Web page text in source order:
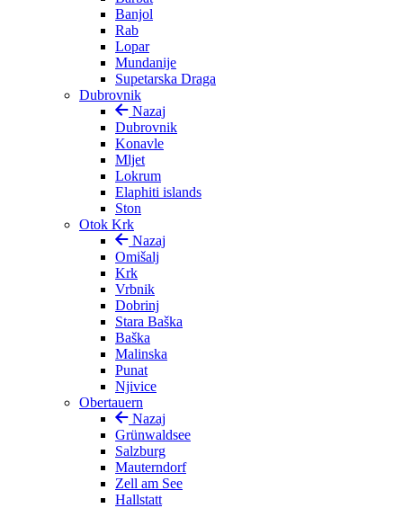
Banjol
Rab
Lopar
Mundanije
Supetarska Draga
Dubrovnik
Nazaj
Dubrovnik
Konavle
Mljet
Lokrum
Elaphiti islands
Ston
Otok Krk
Nazaj
Omišalj
Krk
Vrbnik
Dobrinj
Stara Baška
Baška
Malinska
Punat
Njivice
Obertauern
Nazaj
Grünwaldsee
Salzburg
Mauterndorf
Zell am See
Hallstatt